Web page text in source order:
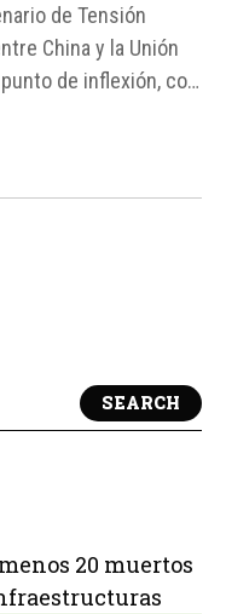
de Tensión
China y la Unión
de inflexión, con
SEARCH
20 muertos